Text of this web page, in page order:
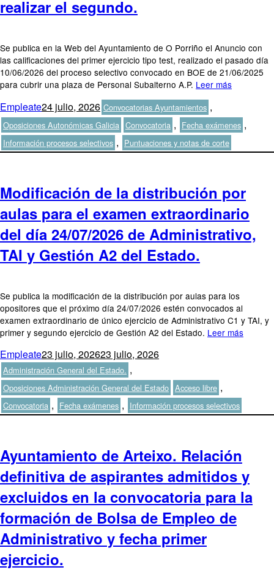
realizar el segundo.
Se publica en la Web del Ayuntamiento de O Porriño el Anuncio con
las calificaciones del primer ejercicio tipo test, realizado el pasado día
10/06/2026 del proceso selectivo convocado en BOE de 21/06/2025
para cubrir una plaza de Personal Subalterno A.P. Leer más
Autor
EmpleatePublicado
el
24 julio, 2026Categorías
Convocatorias Ayuntamientos ,
Oposiciones Autonómicas Galicia Etiquetas
Convocatoria , Fecha exámenes ,
Información procesos selectivos , Puntuaciones y notas de corte
Modificación de la distribución por
aulas para el examen extraordinario
del día 24/07/2026 de Administrativo,
TAI y Gestión A2 del Estado.
Se publica la modificación de la distribución por aulas para los
opositores que el próximo día 24/07/2026 estén convocados al
examen extraordinario de único ejercicio de Administrativo C1 y TAI, y
primer y segundo ejercicio de Gestión A2 del Estado. Leer más
Autor
EmpleatePublicado
el
23 julio, 202623 julio, 2026Categorías
Administración General del Estado. ,
Oposiciones Administración General del Estado Etiquetas
Acceso libre ,
Convocatoria , Fecha exámenes , Información procesos selectivos
Ayuntamiento de Arteixo. Relación
definitiva de aspirantes admitidos y
excluidos en la convocatoria para la
formación de Bolsa de Empleo de
Administrativo y fecha primer
ejercicio.